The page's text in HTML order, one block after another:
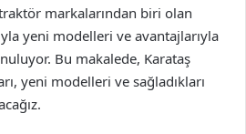
markalarından biri olan
yeni modelleri ve avantajlarıyla
Bu makalede, Karataş
yeni modelleri ve sağladıkları